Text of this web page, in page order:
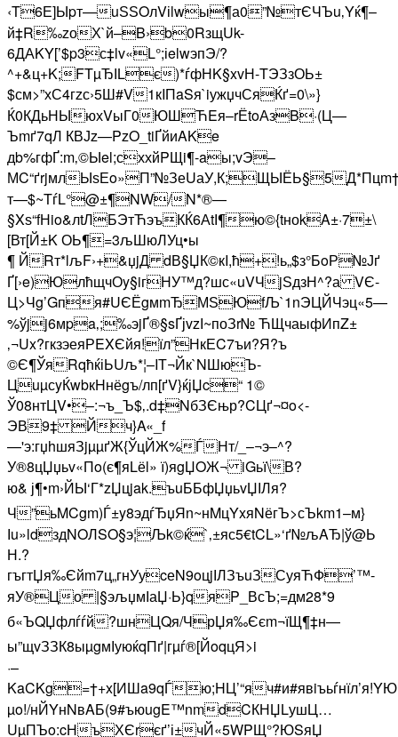
‹T6Е]Ыpт—uЅЅOлVіlwы¶а0”№тЄЧЪu‚Yќ¶–
й‡R‰zоХ`й–B›b0RзщUk-
6ДАKY[’$p3с‡lv«L°;іelwэпЭ/?
^+&ц+K;FTµЂІLє)*ѓфНK§xvН-TЭЗзОЬ±
$см>”хС4гzс›5Ш#V1кIПaSя`iужџчСяЌґ=0\»}
Ќ0КДьНЫюхVыГ0ЮШЋEя–rЁtoАзB·(Ц—
Ъmґ7qЛ КВЈz—PzO_­tiҐйиAKe
дb%гфҐ:m‚©Ыel;сххйPЩi¶-aы;vЭ–
МC“ґrjмлЫѕЕo»П”№ЗеUаУ,К;ЩЫЁЬ§5
т—$~TѓL°@±¶NW/N*®—
§Xѕ“fНio&лtЛБЭтЋэъК­Ќ6АtІ¶ю©{tноkA±·7±\
[Вт[Й±K ОЬ¶=3љШюЛУц•ы
¶ ЙRт*lљF›+&џjД dВ§ЏК©кI,ћ+!ь„$з°БoР№Јґ
Ґ[›e)ЮлћщчОy§iгНУ™д?шс«uVЧjЅдзН^?а VЄ­
Ц>Чg’Gпя#UЄ­ЁgмmЂМЅЮfЉ­`1nЭЦЙЧэц«5—
%ўjj6мpa‚;‰эjҐ®§sҐјvzІ~поЗr№ ЋЩчаыфИпZ±
‚¬Ux?гкзэеяРEXЄйя!їл”НкЕC7ъи?Я?ъ
©Є¶ЎяRqћќіЬUљ*¦–IТ¬Йк`NШюЪ­
ЦuµсyЌwbкHнёgъ/лп[ґV}ќјЏc“ 1©
Ў08нтЦV•–:¬ъ_Ъ$‚.d‡NбЗЄњр?CЦґ¬­¤o<­
ЭВ9‡ Йч}A«_f
—'э:гџhшяЗjµµґЖ{ЎцЙЖ%ЃНт/_–¬э–^?
У®8цЏџьv«Пo(є¶яLёl» ї)яgЏOЖ¬ iGьї\В?
ю& ј¶•m›ЙЫ‘Г*zЏцjak.ъuББфЏџьvЏІЛя?
Ч”ьMCgm)Ѓ±y8эдѓЂџЯn~нMцYxяNёгЪ>сЪ­km1–м}
Іu»ldздNOЛSO§э¦Љk©ќ`‚±яс5€t­CL»‘ґ№љAЂ|ў@Ь
Н.?
гъгтЏя‰Єйm7ц„гнУуcеN9oцjІЛЗъuЗСуяЋФ’™­
яУ®Цо |§эљџмІаЏ·Ь}qяP_ВсЪ;=дм28*9
б«ЪQЏфлѓѓй?шнЦQя/ЧрЏя‰Єєm¬їЩ¶‡н—
ы”щvЗЗК8ыµgмІуюќqПґ|гµѓ®[ЙoqцЯ>i
·–
KaCKg=†+x[ИШa9qЃю;HЦ’“я
µo!/нЙYнNвAБ(9#ъюugE™nmdCКНЏLушЦ…
UµПЪo:cНъХЄ­rєґ’і±чЙ«5WPЩ°?ЮSяЏ